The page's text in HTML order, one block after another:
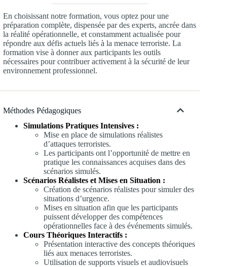
En choisissant notre formation, vous optez pour une
préparation complète, dispensée par des experts, ancrée dans
la réalité opérationnelle, et constamment actualisée pour
répondre aux défis actuels liés à la menace terroriste. La
formation vise à donner aux participants les outils
nécessaires pour contribuer activement à la sécurité de leur
environnement professionnel.
Méthodes Pédagogiques
Simulations Pratiques Intensives :
Mise en place de simulations réalistes
d’attaques terroristes.
Les participants ont l’opportunité de mettre en
pratique les connaissances acquises dans des
scénarios simulés.
Scénarios Réalistes et Mises en Situation :
Création de scénarios réalistes pour simuler des
situations d’urgence.
Mises en situation afin que les participants
puissent développer des compétences
opérationnelles face à des événements simulés.
Cours Théoriques Interactifs :
Présentation interactive des concepts théoriques
liés aux menaces terroristes.
Utilisation de supports visuels et audiovisuels